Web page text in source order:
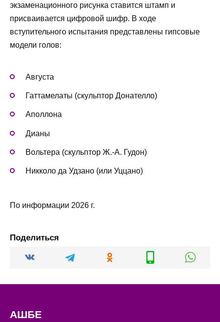
экзаменационного рисунка ставится штамп и
присваивается цифровой шифр. В ходе
вступительного испытания представлены гипсовые
модели голов:
Августа
Гаттамелаты (скульптор Донателло)
Аполлона
Дианы
Вольтера (скульптор Ж.-А. Гудон)
Никколо да Удзано (или Уццано)
По информации 2026 г.
Поделиться
АШБЕ